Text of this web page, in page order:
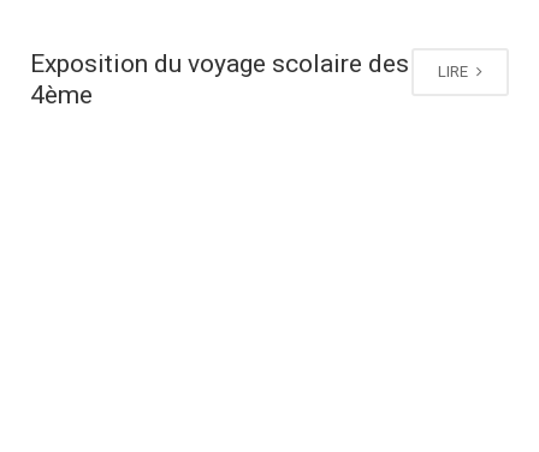
LIRE
Exposition du voyage scolaire des
4ème